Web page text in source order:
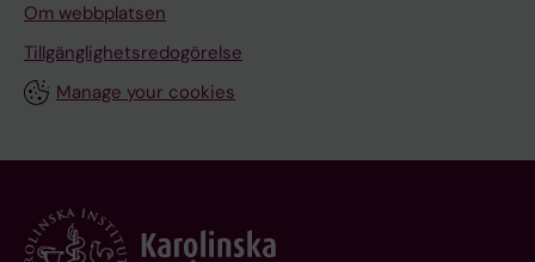
Om webbplatsen
Tillgänglighetsredogörelse
Manage your cookies